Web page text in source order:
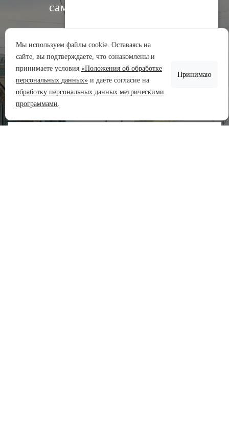
самое ближайшее время:
Аренда участков
Продажа участков
Задать вопрос
Мы используем файлы cookie. Оставаясь на
сайте, вы подтверждаете, что ознакомлены и
принимаете условия «Положения об обработке
персональных данных» и даете согласие на
обработку персональных данных метрическими
программами.
Принимаю